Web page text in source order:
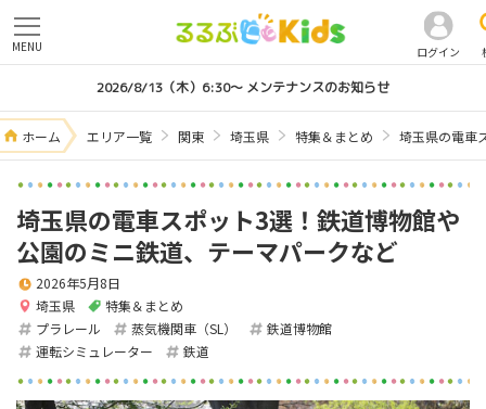
ログイン
MENU
2026/8/13（木）6:30～ メンテナンスのお知らせ
ホーム エリア一覧 関東 埼玉県 特集＆まとめ 埼玉県の電車
埼玉県の電車スポット3選！鉄道博物館や
公園のミニ鉄道、テーマパークなど
埼玉県 特集＆まとめ
2026年5月8日
プラレール 蒸気機関車（SL）
鉄道博物館
運転シミュレーター
鉄道